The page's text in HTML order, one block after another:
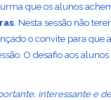
que os alunos
. Nesta sessão não
o convite para que
O desafio aos
interessante e